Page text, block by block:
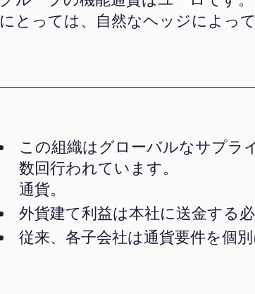
にとっては、自然なヘッジによっ
この組織はグローバルなサプラ
数回行われています。
通貨。
外貨建て利益は本社に送金する
従来、各子会社は通貨要件を個